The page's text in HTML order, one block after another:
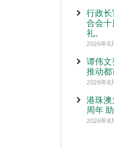
行政
合会
礼。
2026年8
谭伟
推动
2026年8
港珠
周年
2026年8